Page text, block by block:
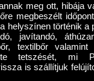
meg ott, hibája
megbeszélt
helyszínen történik a
javítandó,
textilbőr
tetszését, mi
is szállítjuk